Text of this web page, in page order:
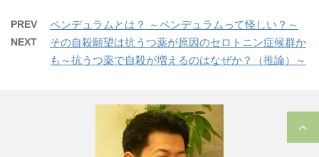
PREV ペンデュラムとは？ ～ペンデュラムって怪しい？～
NEXT
その自殺願望は抗うつ薬が原因のセロトニン症候群か
も～抗うつ薬で自殺が増えるのはなぜか？（推論）～